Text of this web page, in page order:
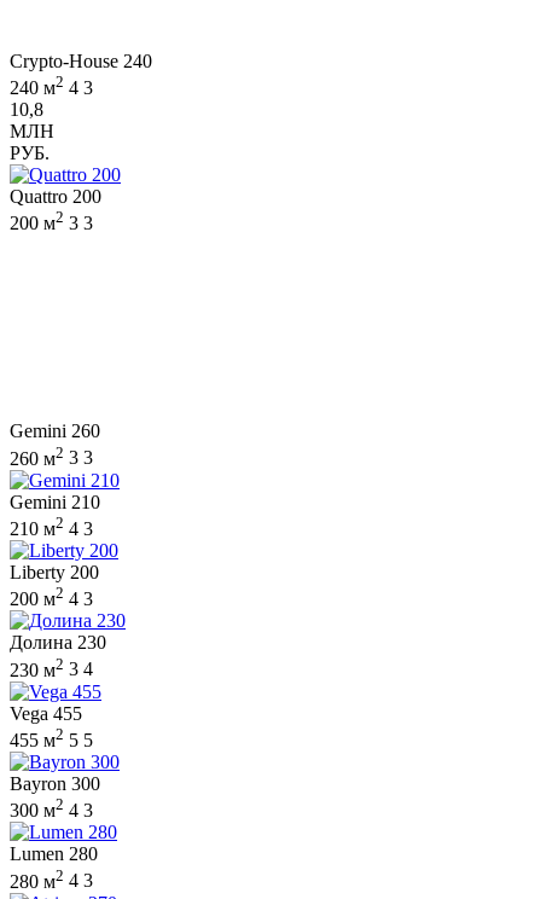
Crypto-House 240
240 м2 4 3
10,8
МЛН
РУБ.
Quattro 200
200 м2 3 3
Gemini 260
260 м2 3 3
Gemini 210
210 м2 4 3
Liberty 200
200 м2 4 3
Долина 230
230 м2 3 4
Vega 455
455 м2 5 5
Bayron 300
300 м2 4 3
Lumen 280
280 м2 4 3